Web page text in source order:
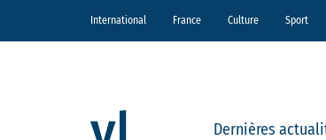
International France Culture Sport
Dernières